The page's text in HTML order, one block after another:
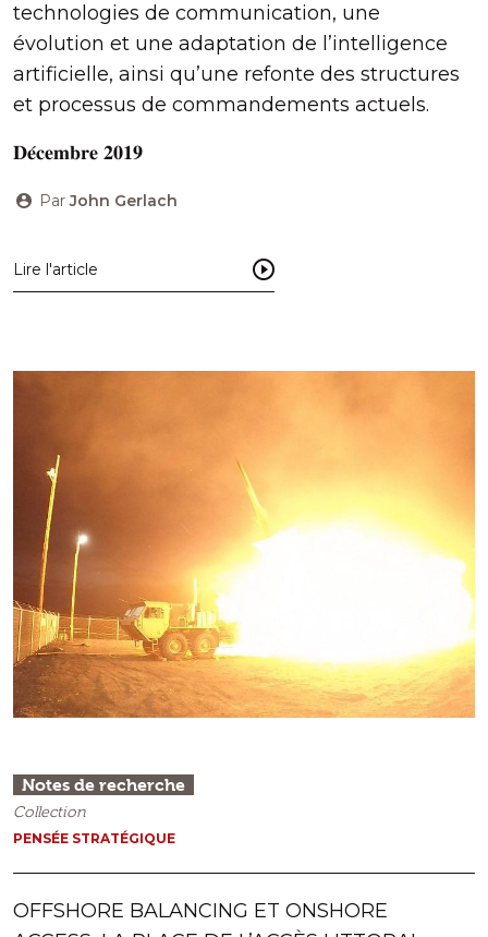
technologies de communication, une
évolution et une adaptation de l’intelligence
artificielle, ainsi qu’une refonte des structures
et processus de commandements actuels.
𝐃𝐞́𝐜𝐞𝐦𝐛𝐫𝐞 𝟐𝟎𝟏𝟗
ParJohn Gerlach
Lire l'article
Notes de recherche
Collection
PENSÉE STRATÉGIQUE
OFFSHORE BALANCING ET ONSHORE